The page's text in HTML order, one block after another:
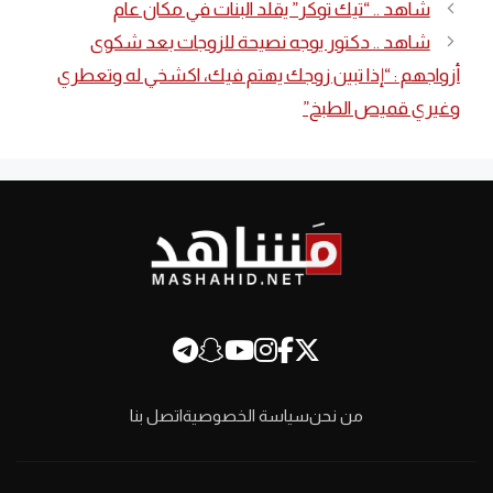
شاهد .. “تيك توكر” يقلد البنات في مكان عام
شاهد .. دكتور يوجه نصيحة للزوجات بعد شكوى
أزواجهم : “إذا تبين زوجك يهتم فيك، اكشخي له وتعطري
وغيري قميص الطبخ”
من نحنسياسة الخصوصيةاتصل بنا